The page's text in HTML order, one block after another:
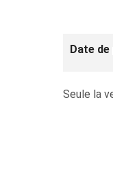
Date
Seule la